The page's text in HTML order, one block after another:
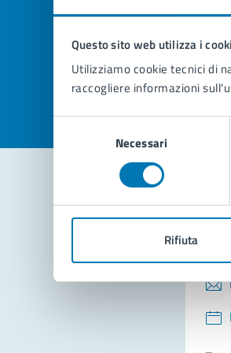
Questo sito web utilizza i
Utilizziamo cookie tecnici di
raccogliere informazioni
del
Necessari
Rifiuta
Valuta la